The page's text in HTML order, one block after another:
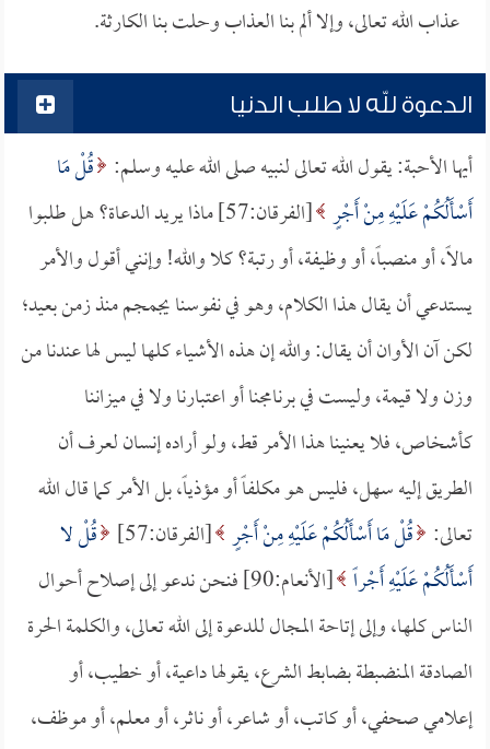
عذاب الله تعالى، وإلا ألم بنا العذاب وحلت بنا الكارثة.
الدعوة لله لا طلب الدنيا
أيها الأحبة: يقول الله تعالى لنبيه صلى الله عليه وسلم: قُلْ مَا
أَسْأَلُكُمْ عَلَيْهِ مِنْ أَجْرٍ
[الفرقان:57] ماذا يريد الدعاة؟ هل طلبوا
مالاً، أو منصباً، أو وظيفة، أو رتبة؟ كلا والله! وإنني أقول والأمر
يستدعي أن يقال هذا الكلام، وهو في نفوسنا يجمجم منذ زمن بعيد؛
لكن آن الأوان أن يقال: والله إن هذه الأشياء كلها ليس لها عندنا من
وزن ولا قيمة، وليست في برنامجنا أو اعتبارنا ولا في ميزاننا
كأشخاص، فلا يعنينا هذا الأمر قط، ولو أراده إنسان لعرف أن
الطريق إليه سهل، فليس هو مكلفاً أو مؤذياً، بل الأمر كما قال الله
تعالى: قُلْ مَا أَسْأَلُكُمْ عَلَيْهِ مِنْ أَجْرٍ [الفرقان:57]
قُلْ لا
أَسْأَلُكُمْ عَلَيْهِ أَجْراً
[الأنعام:90] فنحن ندعو إلى إصلاح أحوال
الناس كلها، وإلى إتاحة المجال للدعوة إلى الله تعالى، والكلمة الحرة
الصادقة المنضبطة بضابط الشرع، يقولها داعية، أو خطيب، أو
إعلامي صحفي، أو كاتب، أو شاعر، أو ناثر، أو معلم، أو موظف،